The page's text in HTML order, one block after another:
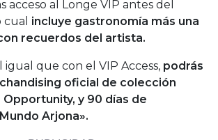
acceso al Longe VIP antes del
cual incluye gastronomía más una
recuerdos del artista.
igual que con el VIP Access, podrás
oficial de colección
Opportunity, y 90 días de
Arjona».